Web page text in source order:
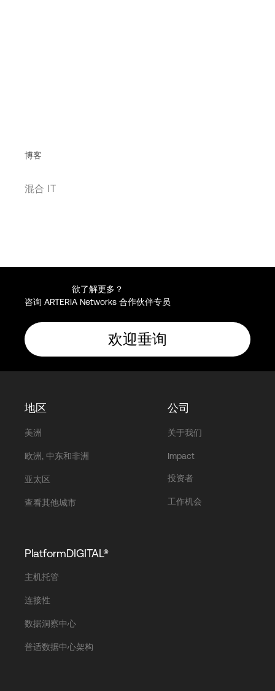
博客
混合 IT
欲了解更多？
咨询 ARTERIA Networks 合作伙伴专员
欢迎垂询
地区
美洲
欧洲, 中东和非洲
亚太区
查看其他城市
公司
关于我们
Impact
投资者
工作机会
PlatformDIGITAL®
主机托管
连接性
数据洞察中心
普适数据中心架构